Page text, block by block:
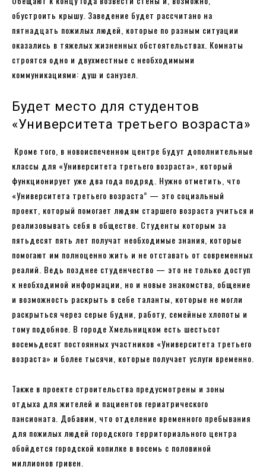
обустроить крышу. Заведение будет рассчитано на
пятнадцать пожилых людей, которые по разным ситуации
оказались в тяжелых жизненных обстоятельствах. Комнаты
строятся одно и двухместные с необходимыми
коммуникациями: душ и санузел.
Будет место для студентов
«Университета третьего возраста»
Кроме того, в новоиспеченном центре будут дополнительные
классы для «Университета третьего возраста», который
функционирует уже два года подряд. Нужно отметить, что
«Университета третьего возраста” — это социальный
проект, который помогает людям старшего возраста учиться и
реализовывать себя в обществе. Студенты которым за
пятьдесят пять лет получат необходимые знания, которые
помогают им полноценно жить и не отставать от современных
реалий. Ведь позднее студенчество — это не только доступ
к необходимой информации, но и новые знакомства, общение
и возможность раскрыть в себе таланты, которые не могли
раскрыться через серые будни, работу, семейные хлопоты и
тому подобное. В городе Хмельницком есть шестьсот
восемьдесят постоянных участников «Университета третьего
возраста» и более тысячи, которые получает услуги временно.
Также в проекте строительства предусмотрены и зоны
отдыха для жителей и пациентов гериатрического
пансионата. Добавим, что отделение временного пребывания
для пожилых людей городского территориального центра
обойдется городской копилке в восемь с половиной
миллионов гривен.